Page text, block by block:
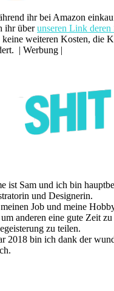
ihr bei Amazon
ihr überunseren Link deren
keine weiteren Kosten, die
| Werbung |
ist Sam und ich bin
und Designerin.
Job und meine
anderen eine gute Zeit zu
zu teilen.
2018 bin ich dank der